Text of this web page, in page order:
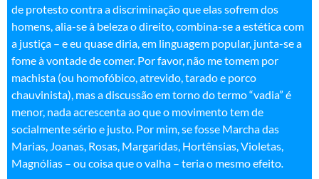
de protesto contra a discriminação que elas sofrem dos
homens, alia-se à beleza o direito, combina-se a estética com
a justiça – e eu quase diria, em linguagem popular, junta-se a
fome à vontade de comer. Por favor, não me tomem por
machista (ou homofóbico, atrevido, tarado e porco
chauvinista), mas a discussão em torno do termo “vadia” é
menor, nada acrescenta ao que o movimento tem de
socialmente sério e justo. Por mim, se fosse Marcha das
Marias, Joanas, Rosas, Margaridas, Hortênsias, Violetas,
Magnólias – ou coisa que o valha – teria o mesmo efeito.